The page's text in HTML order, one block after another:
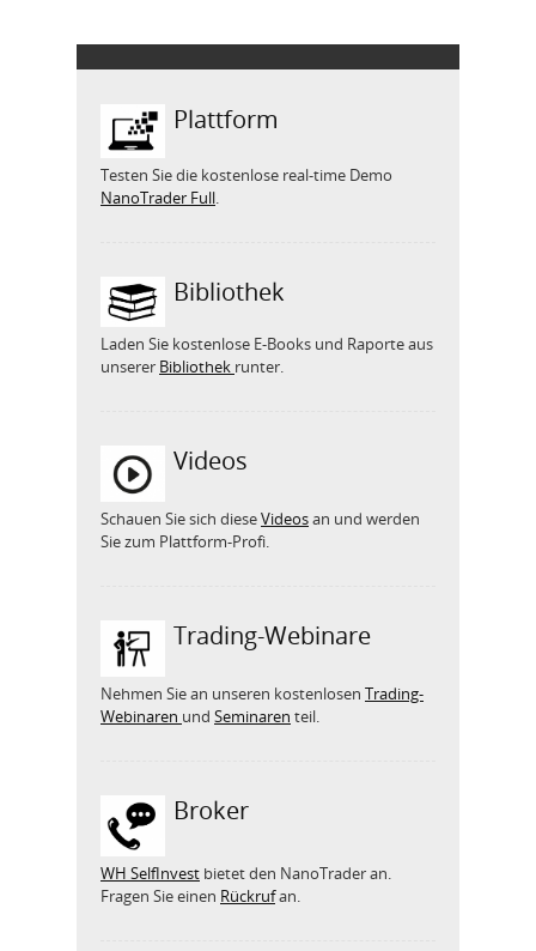
Plattform
Testen Sie die kostenlose real-time Demo
NanoTrader Full.
Bibliothek
Laden Sie kostenlose E-Books und Raporte aus
unserer Bibliothek runter.
Videos
Schauen Sie sich dieseVideosan und werden
Sie zum Plattform-Profi.
Trading-Webinare
Nehmen Sie an unseren kostenlosen Trading-
Webinaren und Seminaren teil.
Broker
WH SelfInvest bietet den NanoTrader an.
Fragen Sie einen Rückrufan.